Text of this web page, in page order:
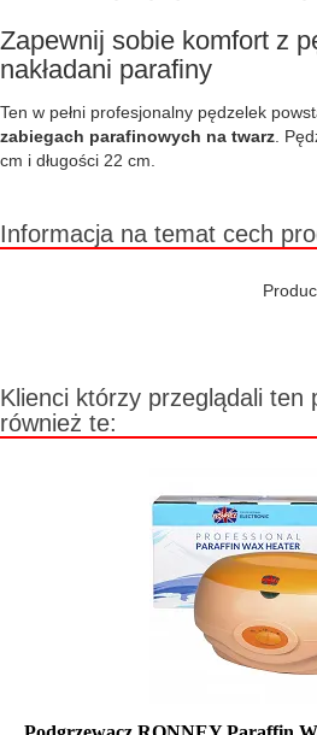
Zapewnij sobie komfort z
nakładani parafiny
Ten w pełni profesjonalny pędzelek
zabiegach parafinowych na twarz .
cm i długości 22 cm.
Informacja na temat cech
Klienci którzy przeglądali ten
również te: